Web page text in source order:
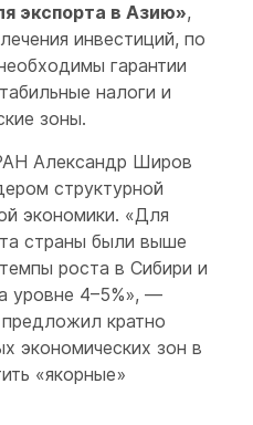
экспорта в Азию»,
инвестиций, по
гарантии
налоги и
зоны.
Александр Широв
структурной
экономики. «Для
страны были выше
роста в Сибири и
уровне 4–5%», —
кратно
экономических зон в
«якорные»